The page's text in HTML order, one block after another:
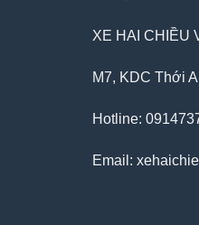
XE HAI CHIỀU
M7, KDC Thới
Hotline:
Email: